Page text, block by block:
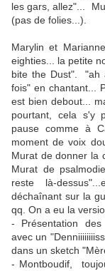
les gars, allez"...
(pas de folies...).
Marylin et
eighties... la petite
bite the Dust". "ah
fois" en chantant...
est bien debout...
pourtant, cela s'y
pause comme à
moment de voix
Murat de donner la
Murat de
reste là-
déchaînant sur la
qq. On a eu la
- Présentation des
avec un
dans un sketch
- Montboudif,